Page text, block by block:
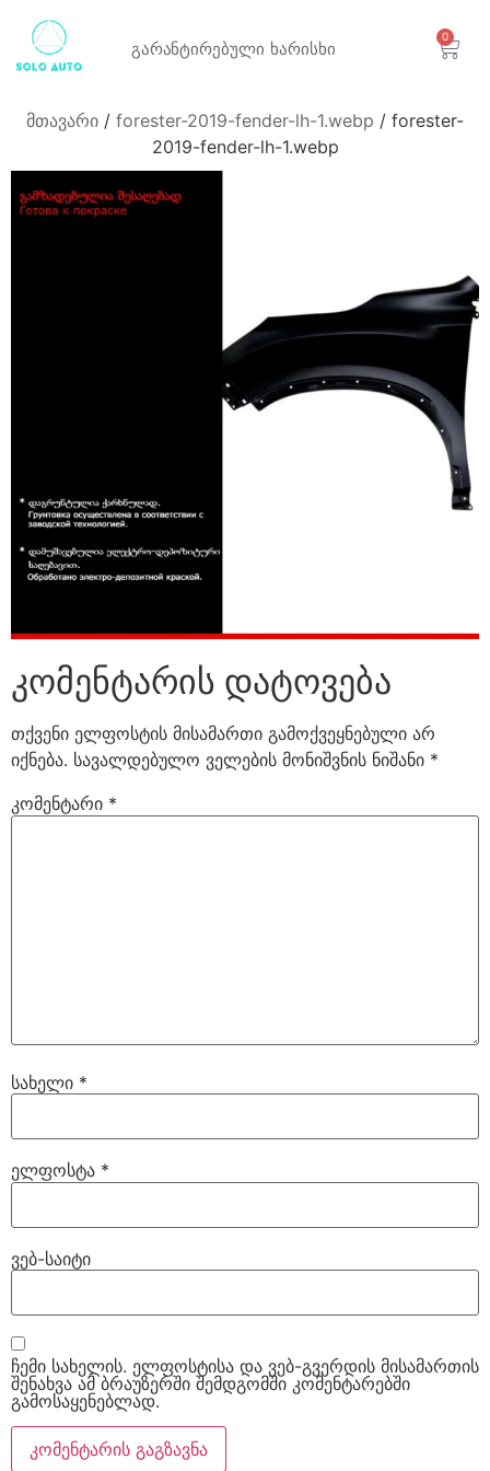
გარანტირებული ხარისხი
0
მთავარი / forester-2019-fender-lh-1.webp / forester-
2019-fender-lh-1.webp
კომენტარის დატოვება
თქვენი ელფოსტის მისამართი გამოქვეყნებული არ
იქნება. სავალდებულო ველების მონიშვნის ნიშანი *
კომენტარი *
სახელი *
ელფოსტა *
ვებ-საიტი
ჩემი სახელის. ელფოსტისა და ვებ-გვერდის მისამართის
შენახვა ამ ბრაუზერში შემდგომში კომენტარებში
გამოსაყენებლად.